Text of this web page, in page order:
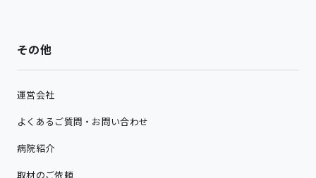
その他
運営会社
よくあるご質問・お問い合わせ
病院紹介
取材のご依頼